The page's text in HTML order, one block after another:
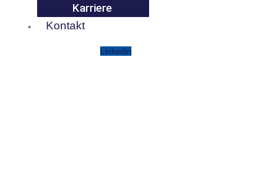
Karriere
Kontakt
Linkedin